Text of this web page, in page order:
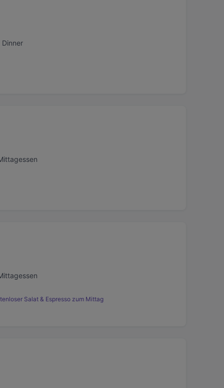
Salat & Espresso zum Mittag